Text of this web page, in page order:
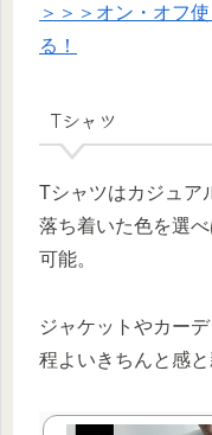
＞＞＞オン・オフ
る！
Tシャツ
Tシャツはカジュア
落ち着いた色を選
可能。
ジャケットやカー
程よいきちんと感